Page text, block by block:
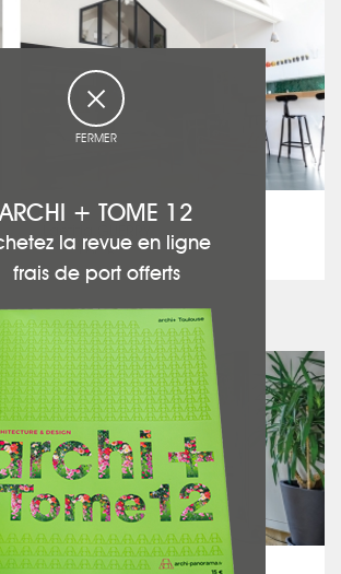
LAETITIA GUERRY ARCHITECTE
Loft B
voir ce projet
AB STUDIOS
FERMER
ARCHI + TOME 12
la revue en ligne
frais de port offerts